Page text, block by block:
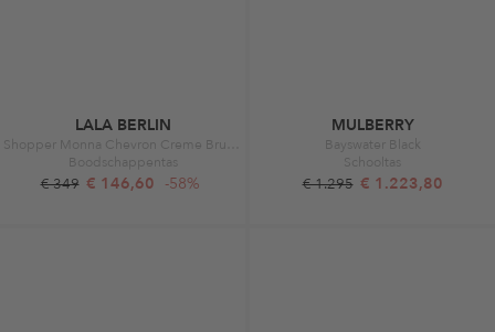
LALA BERLIN
Boodschappentas
€ 349 € 146,60 -58%
MULBERRY
Bayswater Black
Schooltas
€ 1.295 € 1.223,80